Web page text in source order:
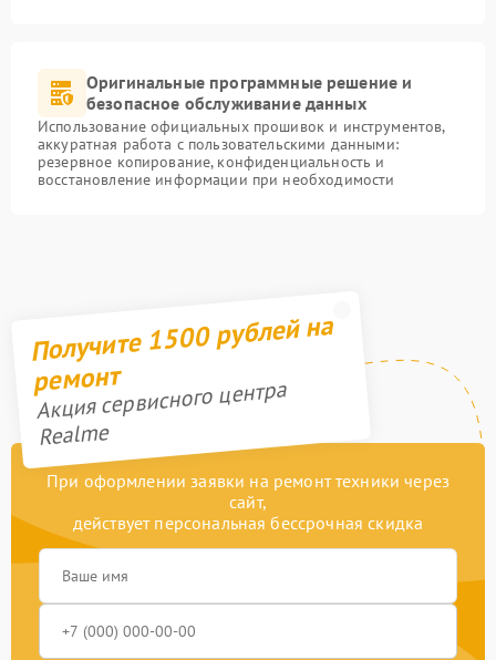
Оригинальные программные решение и
безопасное обслуживание данных
Использование официальных прошивок и инструментов,
аккуратная работа с пользовательскими данными:
резервное копирование, конфиденциальность и
восстановление информации при необходимости
Получите 1500 рублей на
ремонт
Акция сервисного центра
Realme
При оформлении заявки на ремонт техники через
сайт,
действует персональная бессрочная скидка